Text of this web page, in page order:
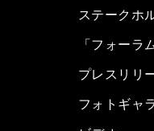
ステークホ
「フォーラ
プレスリリ
フォトギャ